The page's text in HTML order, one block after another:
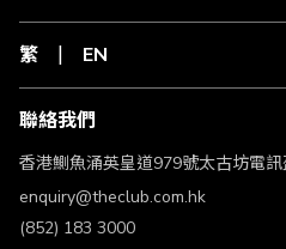
繁 EN
聯絡我們
香港鰂魚涌英皇道979號太古坊電
enquiry@theclub.com.hk
(852) 183 3000